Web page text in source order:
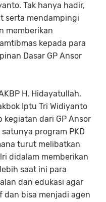
Tak hanya hadir,
serta mendampingi
memberikan
kepada para
Dasar GP Ansor
H. Hidayatullah,
Iptu Tri Widiyanto
dari GP Ansor
program PKD
turut melibatkan
didalam memberikan
saat ini para
dan edukasi agar
bisa menjadi agen